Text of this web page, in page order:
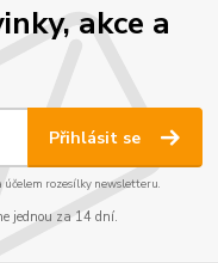
akce a
Přihlásit se
účelem rozesílky newsletteru.
jednou za 14 dní.